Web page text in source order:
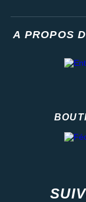
A PROPOS